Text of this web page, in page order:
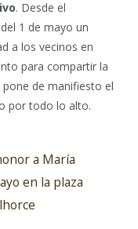
. Desde el
1 de mayo un
a los vecinos en
para compartir la
de manifiesto el
por todo lo alto.
a María
en la plaza